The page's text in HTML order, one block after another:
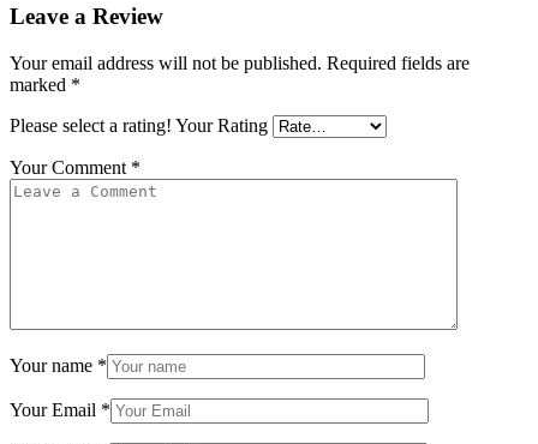
Leave a Review
Your email address will not be published. Required fields are
marked *
Please select a rating! Your Rating
Your Comment *
Your name *
Your Email *